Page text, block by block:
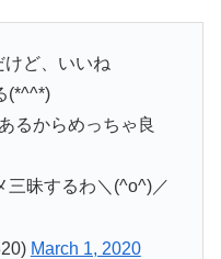
ど、いいね
(*^^*)
るからめっちゃ良
三昧するわ＼(^o^)／
March 1, 2020